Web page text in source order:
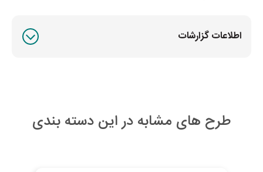
اطلاعات گزارشات
طرح های مشابه در این دسته بندی